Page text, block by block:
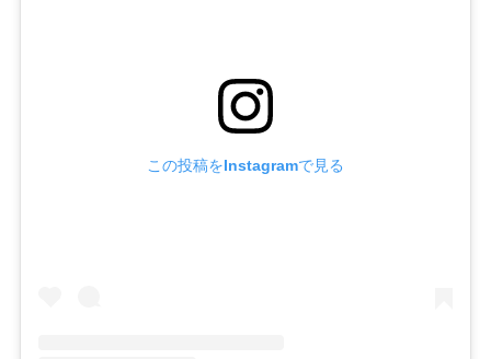
この投稿をInstagramで見る